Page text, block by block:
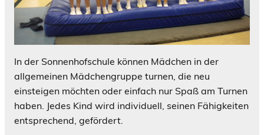
In der Sonnenhofschule können Mädchen in der
allgemeinen Mädchengruppe turnen, die neu
einsteigen möchten oder einfach nur Spaß am Turnen
haben. Jedes Kind wird individuell, seinen Fähigkeiten
entsprechend, gefördert.